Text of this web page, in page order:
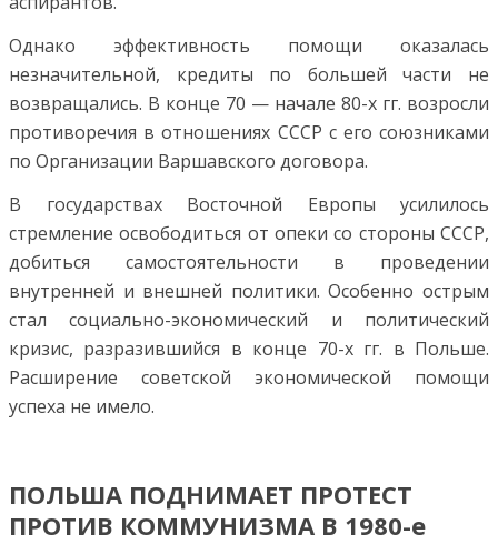
Однако эффективность помощи оказалась
незначительной, кредиты по большей части не
возвращались. В конце 70 — начале 80-х гг. возросли
противоречия в отношениях СССР с его союзниками
по Организации Варшавского договора.
В государствах Восточной Европы усилилось
стремление освободиться от опеки со стороны СССР,
добиться самостоятельности в проведении
внутренней и внешней политики. Особенно острым
стал социально-экономический и политический
кризис, разразившийся в конце 70-х гг. в Польше.
Расширение советской экономической помощи
успеха не имело.
ПОЛЬША ПОДНИМАЕТ ПРОТЕСТ
ПРОТИВ КОММУНИЗМА В 1980-е